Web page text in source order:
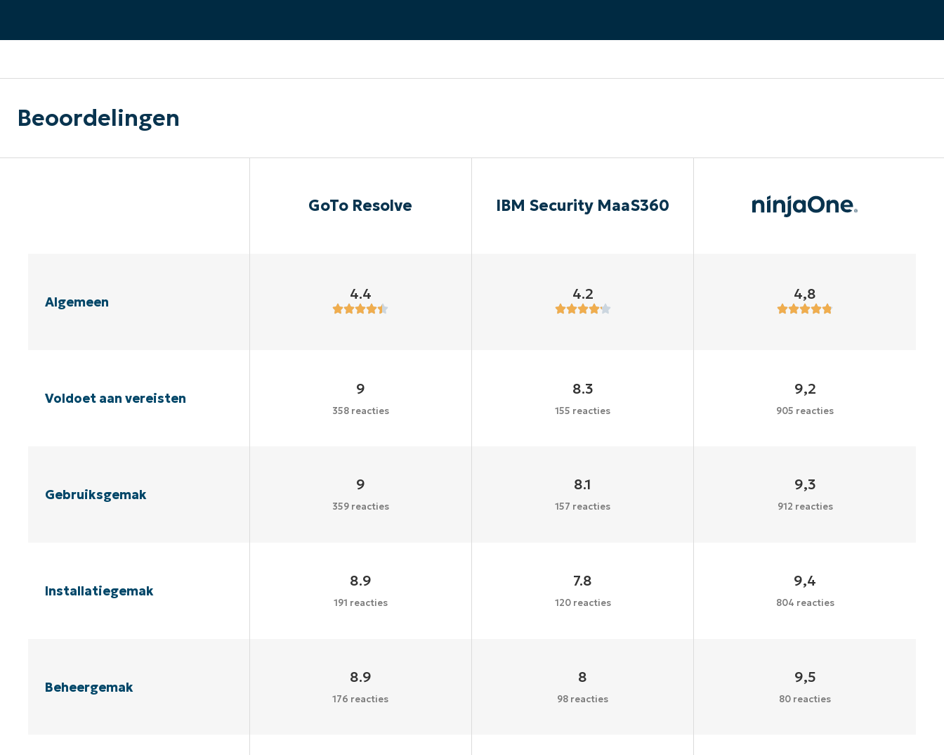
Beoordelingen
GoTo Resolve IBM Security MaaS360
Algemeen 4.4 4.2 4,8
Voldoet aan vereisten
9
358 reacties
8.3
155 reacties
9,2
905 reacties
Gebruiksgemak
9
359 reacties
8.1
157 reacties
9,3
912 reacties
Installatiegemak
8.9
191 reacties
7.8
120 reacties
9,4
804 reacties
Beheergemak
8.9
176 reacties
8
98 reacties
9,5
80 reacties